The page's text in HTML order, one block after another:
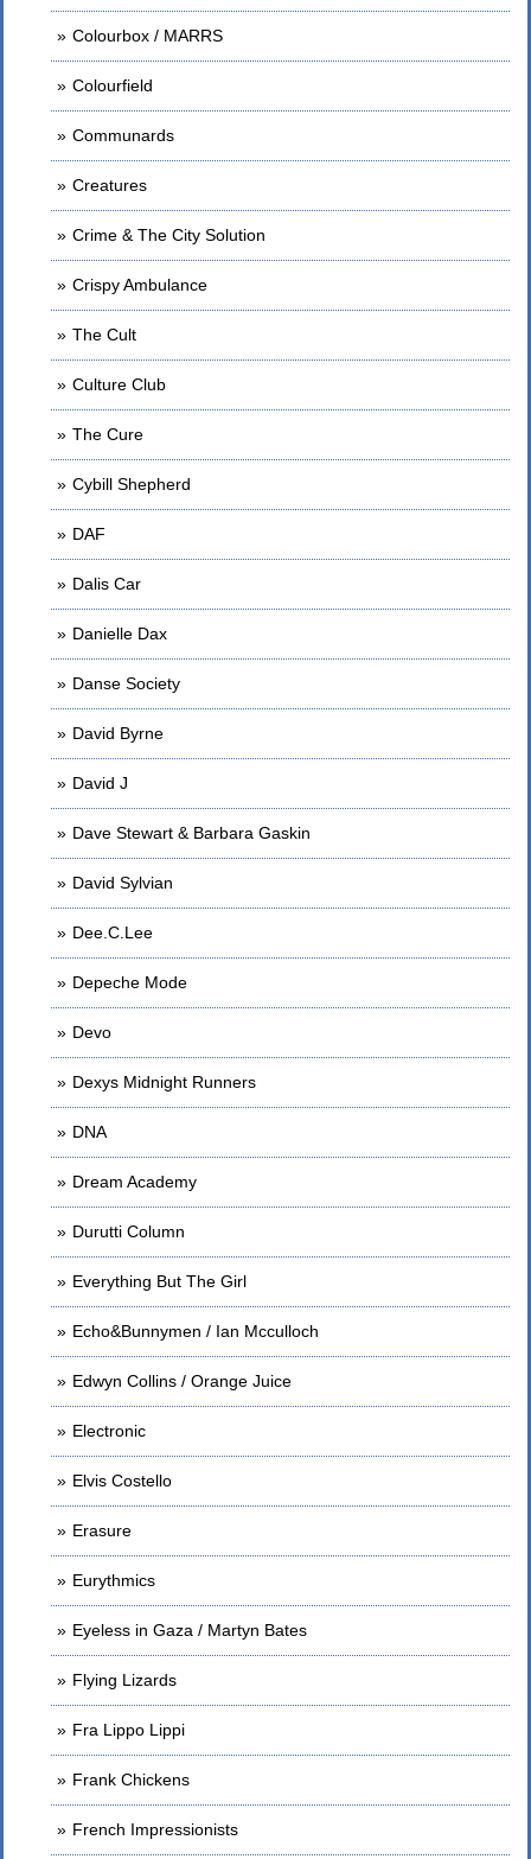
Colourbox / MARRS
Colourfield
Communards
Creatures
Crime & The City Solution
Crispy Ambulance
The Cult
Culture Club
The Cure
Cybill Shepherd
DAF
Dalis Car
Danielle Dax
Danse Society
David Byrne
David J
Dave Stewart & Barbara Gaskin
David Sylvian
Dee.C.Lee
Depeche Mode
Devo
Dexys Midnight Runners
DNA
Dream Academy
Durutti Column
Everything But The Girl
Echo&Bunnymen / Ian Mcculloch
Edwyn Collins / Orange Juice
Electronic
Elvis Costello
Erasure
Eurythmics
Eyeless in Gaza / Martyn Bates
Flying Lizards
Fra Lippo Lippi
Frank Chickens
French Impressionists